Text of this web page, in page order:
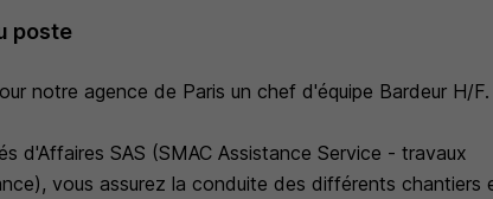
poste
notre agence de Paris un chef d'équipe Bardeur H/F.
d'Affaires SAS (SMAC Assistance Service - travaux
vous assurez la conduite des différents chantiers